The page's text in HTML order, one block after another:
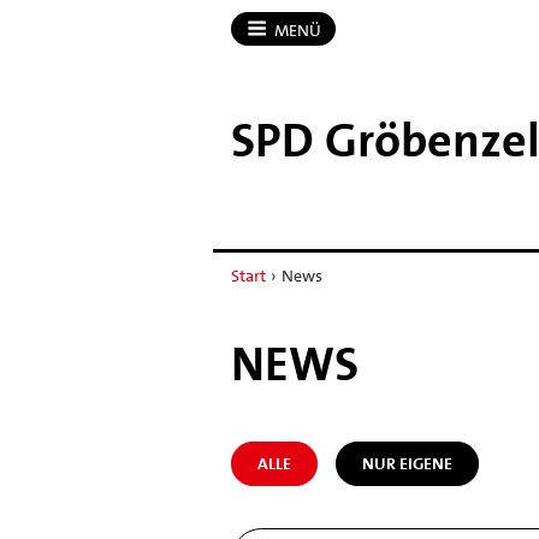
MENÜ
SPD
Start › News
NEWS
ALLE NUR EIGENE